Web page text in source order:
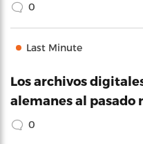
0
Last Minute
Los archivos
alemanes al pasado
0